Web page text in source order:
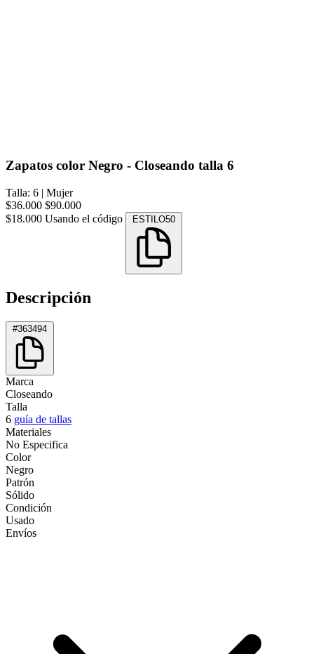
Zapatos color Negro - Closeando talla 6
Talla: 6 | Mujer
$36.000 $90.000
$18.000 Usando el código ESTILO50
Descripción
#363494
Marca
Closeando
Talla
6 guía de tallas
Materiales
No Especifica
Color
Negro
Patrón
Sólido
Condición
Usado
Envíos